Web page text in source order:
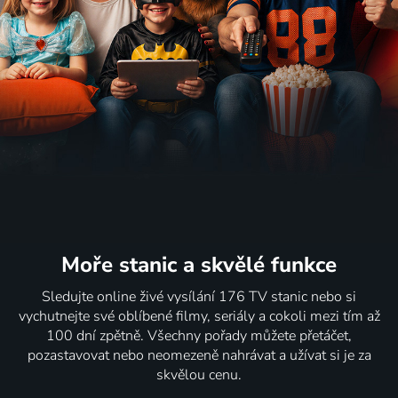
Moře stanic a skvělé funkce
Sledujte online živé vysílání 176 TV stanic nebo si
vychutnejte své oblíbené filmy, seriály a cokoli mezi tím až
100 dní zpětně. Všechny pořady můžete přetáčet,
pozastavovat nebo neomezeně nahrávat a užívat si je za
skvělou cenu.